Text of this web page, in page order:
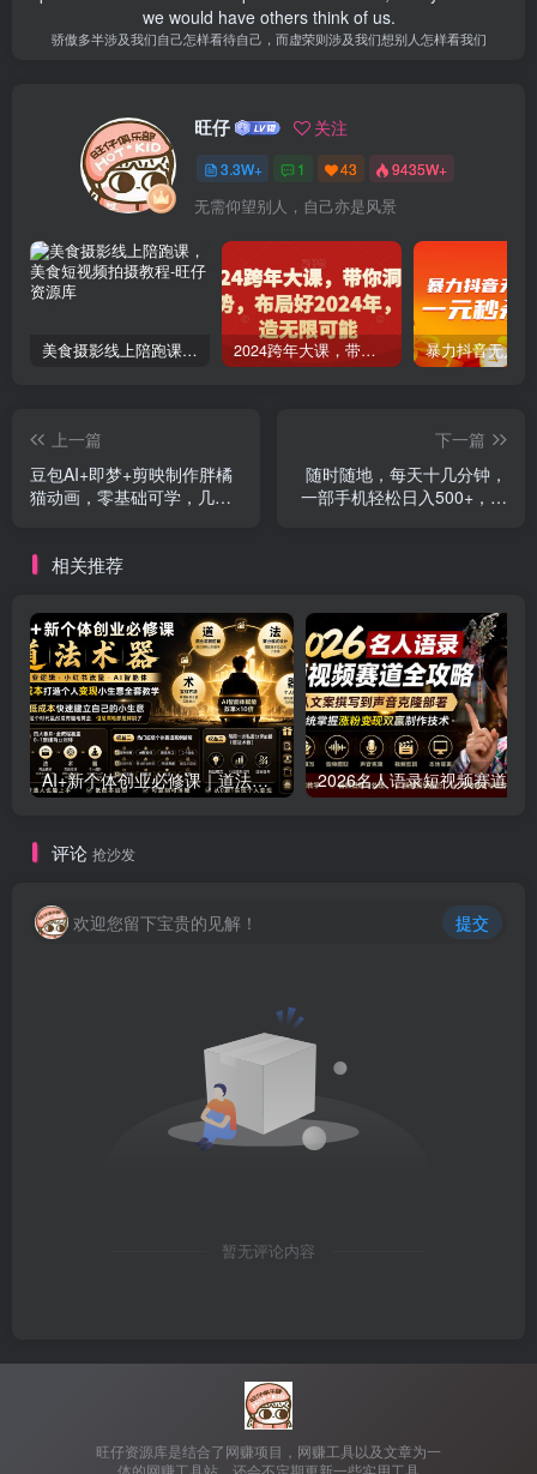
we would have others think of us.
骄傲多半涉及我们自己怎样看待自己，而虚荣则涉及我们想别人怎样看我们
旺仔 关注
3.3W+ 1 43 9435W+
无需仰望别人，自己亦是风景
美食摄影线上陪跑课，美食短视频拍摄教程 2024跨年大课，​带你洞察趋势，布局好2024年，创造无限可能
上一篇
豆包AI+即梦+剪映制作胖橘
猫动画，零基础可学，几分
下一篇
随时随地，每天十几分钟，
一部手机轻松日入500+，长
相关推荐
AI+新个体创业必修课｜道法术器｜商业逻辑·小红书流量·AI智能体｜低成本打造个人变现小生意全套教学
评论 抢沙发
欢迎您留下宝贵的见解！ 提交
暂无评论内容
旺仔资源库是结合了网赚项目，网赚工具以及文章为一